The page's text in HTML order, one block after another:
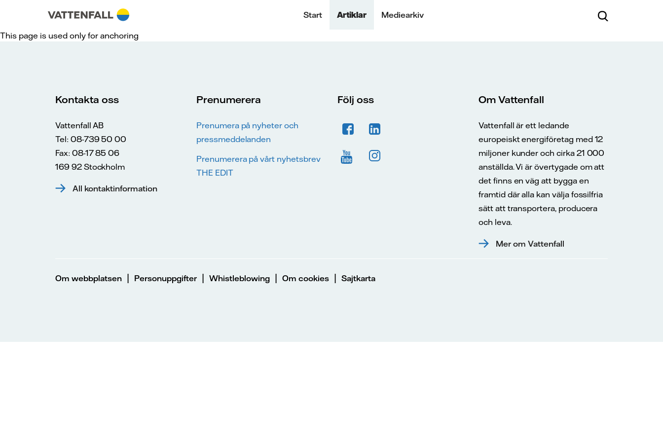
Skip to content
Gå till huvudnavigeringen
Gå till sidfoten Start Artiklar Mediearkiv
This page is used only for anchoring
Gå till huvudnavigeringen
Kontakta oss
Vattenfall AB
Tel: 08-739 50 00
Fax: 08-17 85 06
169 92 Stockholm
All kontaktinformation
Prenumerera
Prenumera på nyheter och
pressmeddelanden
Prenumerera på vårt nyhetsbrev
THE EDIT
Följ oss Om Vattenfall
Vattenfall är ett ledande
europeiskt energiföretag med 12
miljoner kunder och cirka 21 000
anställda. Vi är övertygade om att
det finns en väg att bygga en
framtid där alla kan välja fossilfria
sätt att transportera, producera
och leva.
Mer om Vattenfall
Om webbplatsen | Personuppgifter | Whistleblowing | Om cookies | Sajtkarta